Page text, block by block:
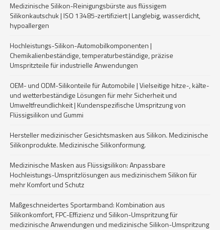
Medizinische Silikon-Reinigungsbürste aus flüssigem
Silikonkautschuk | ISO 13485-zertifiziert | Langlebig, wasserdicht,
hypoallergen
Hochleistungs-Silikon-Automobilkomponenten |
Chemikalienbeständige, temperaturbeständige, präzise
Umspritzteile für industrielle Anwendungen
OEM- und ODM-Silikonteile für Automobile | Vielseitige hitze-, kälte-
und wetterbeständige Lösungen für mehr Sicherheit und
Umweltfreundlichkeit | Kundenspezifische Umspritzung von
Flüssigsilikon und Gummi
Hersteller medizinischer Gesichtsmasken aus Silikon. Medizinische
Silikonprodukte. Medizinische Silikonformung.
Medizinische Masken aus Flüssigsilikon: Anpassbare
Hochleistungs-Umspritzlösungen aus medizinischem Silikon für
mehr Komfort und Schutz
Maßgeschneidertes Sportarmband: Kombination aus
Silikonkomfort, FPC-Effizienz und Silikon-Umspritzung für
medizinische Anwendungen und medizinische Silikon-Umspritzung